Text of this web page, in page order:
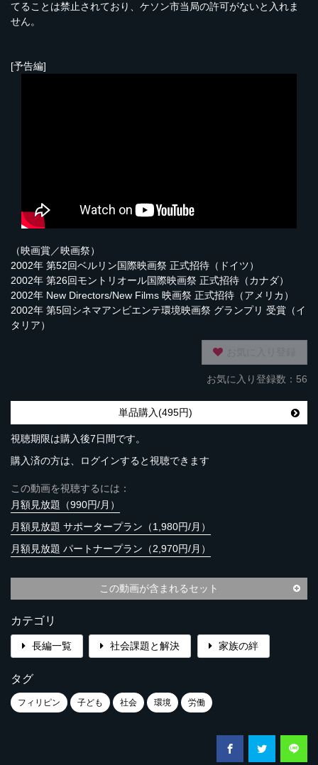
てることは禁止されており、ケソン市当局の許可がないと入れま
せん。
[予告編]
（映画賞／映画祭）
2002年 第52回ベルリン国際映画祭 正式招待（ドイツ）
2002年 第26回モントリオール国際映画祭 正式招待（カナダ）
2002年 New Directors/New Films 映画祭 正式招待（アメリカ）
2002年 第5回シネマアンビエンテ環境映画祭 グランプリ 受賞（イ
タリア）
お気に入り登録数：56
単品購入(495円)
視聴期限は購入後7日間です。
購入済の方は、ログインすると視聴できます
この動画を視聴するには：
月額見放題（990円/月）
月額見放題 サポータープラン（1,980円/月）
月額見放題 パートナープラン（2,970円/月）
この動画が含まれるセット
カテゴリ
長編一覧 社会課題と解決 家族の絆
タグ
フィリピン 子ども 社会 環境 労働